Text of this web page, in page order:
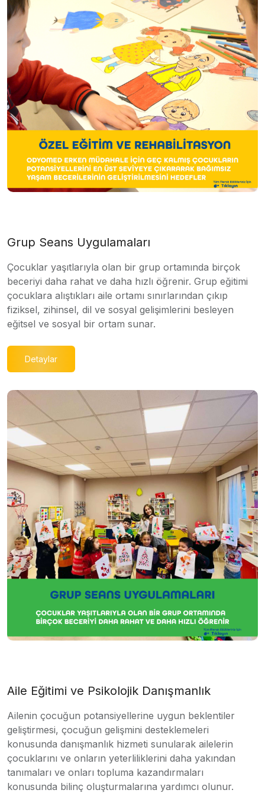
Grup Seans Uygulamaları
Çocuklar yaşıtlarıyla olan bir grup ortamında birçok
beceriyi daha rahat ve daha hızlı öğrenir. Grup eğitimi
çocuklara alıştıkları aile ortamı sınırlarından çıkıp
fiziksel, zihinsel, dil ve sosyal gelişimlerini besleyen
eğitsel ve sosyal bir ortam sunar.
Detaylar
Aile Eğitimi ve Psikolojik Danışmanlık
Ailenin çocuğun potansiyellerine uygun beklentiler
geliştirmesi, çocuğun gelişmini desteklemeleri
konusunda danışmanlık hizmeti sunularak ailelerin
çocuklarını ve onların yeterliliklerini daha yakından
tanımaları ve onları topluma kazandırmaları
konusunda bilinç oluşturmalarına yardımcı olunur.